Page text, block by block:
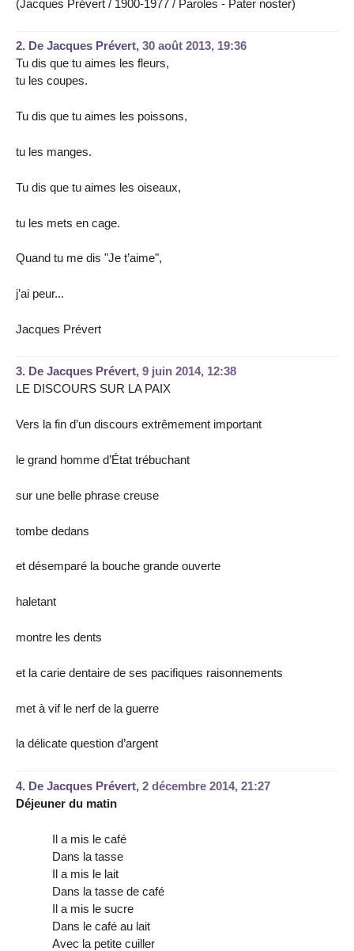
(Jacques Prévert / 1900-1977 / Paroles - Pater noster)
2. De Jacques Prévert, 30 août 2013, 19:36
Tu dis que tu aimes les fleurs,
tu les coupes.
Tu dis que tu aimes les poissons,
tu les manges.
Tu dis que tu aimes les oiseaux,
tu les mets en cage.
Quand tu me dis "Je t’aime",
j’ai peur...
Jacques Prévert
3. De Jacques Prévert, 9 juin 2014, 12:38
LE DISCOURS SUR LA PAIX
Vers la fin d’un discours extrêmement important
le grand homme d’État trébuchant
sur une belle phrase creuse
tombe dedans
et désemparé la bouche grande ouverte
haletant
montre les dents
et la carie dentaire de ses pacifiques raisonnements
met à vif le nerf de la guerre
la délicate question d’argent
4. De Jacques Prévert, 2 décembre 2014, 21:27
Déjeuner du matin
Il a mis le café
Dans la tasse
Il a mis le lait
Dans la tasse de café
Il a mis le sucre
Dans le café au lait
Avec la petite cuiller